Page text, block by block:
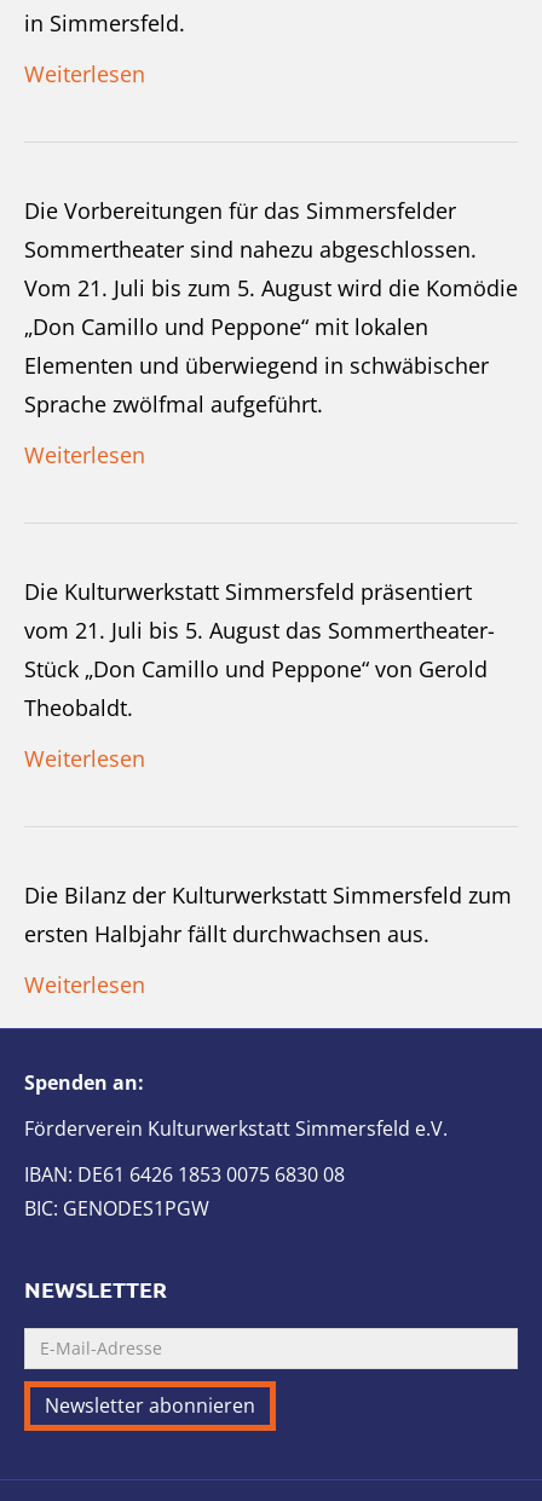
in Simmersfeld.
Weiterlesen
Die Vorbereitungen für das Simmersfelder
Sommertheater sind nahezu abgeschlossen.
Vom 21. Juli bis zum 5. August wird die Komödie
„Don Camillo und Peppone“ mit lokalen
Elementen und überwiegend in schwäbischer
Sprache zwölfmal aufgeführt.
Weiterlesen
Die Kulturwerkstatt Simmersfeld präsentiert
vom 21. Juli bis 5. August das Sommertheater-
Stück „Don Camillo und Peppone“ von Gerold
Theobaldt.
Weiterlesen
Die Bilanz der Kulturwerkstatt Simmersfeld zum
ersten Halbjahr fällt durchwachsen aus.
Weiterlesen
Spenden an:
Förderverein Kulturwerkstatt Simmersfeld e.V.
IBAN: DE61 6426 1853 0075 6830 08
BIC: GENODES1PGW
NEWSLETTER